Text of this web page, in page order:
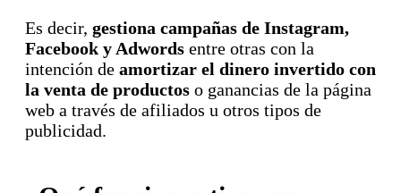
Es decir, gestiona campañas de Instagram,
Facebook y Adwords entre otras con la
intención de amortizar el dinero invertido con
la venta de productos o ganancias de la página
web a través de afiliados u otros tipos de
publicidad.